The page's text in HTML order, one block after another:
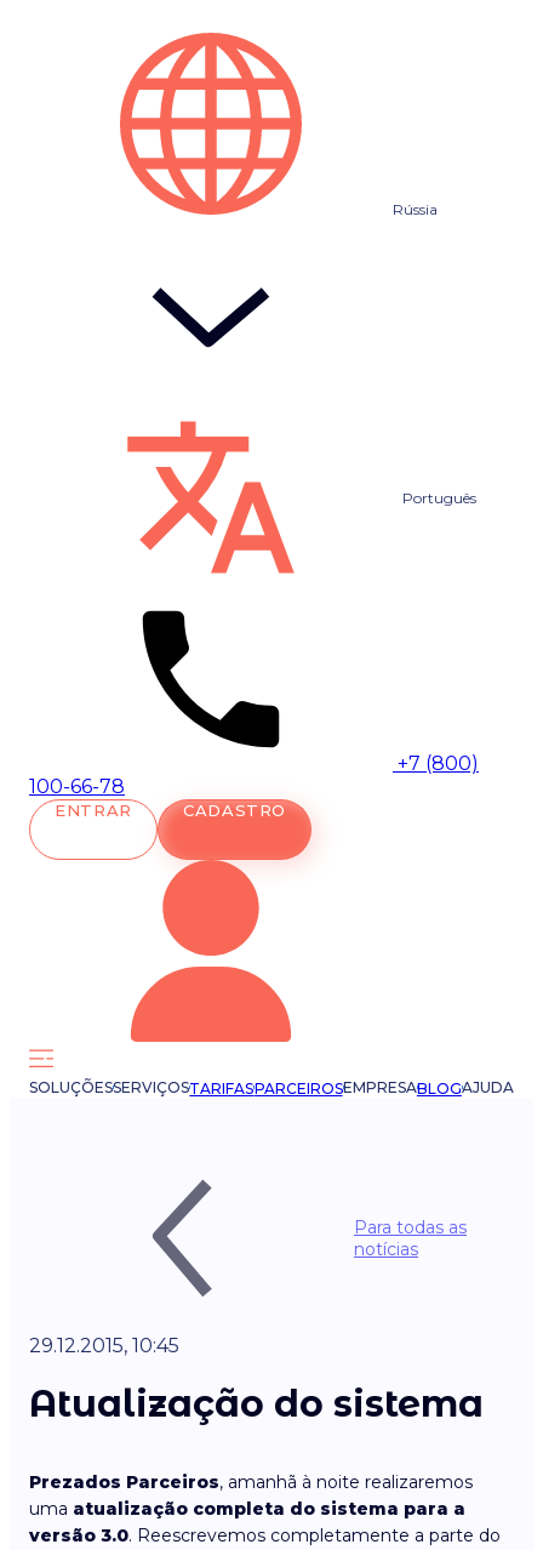
Rússia
Português
+7 (800)
100-66-78
ENTRAR CADASTRO
SOLUÇÕESSERVIÇOSTARIFASPARCEIROSEMPRESABLOGAJUDA
Para todas as
notícias
29.12.2015, 10:45
Atualização do sistema
Prezados Parceiros, amanhã à noite realizaremos
uma atualização completa do sistema para a
versão 3.0. Reescrevemos completamente a parte do